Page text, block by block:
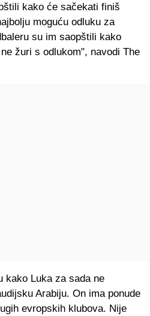
kako će sačekati finiš
moguću odluku za
su im saopštili kako
žuri s odlukom", navodi The
kako Luka za sada ne
Arabiju. On ima ponude
evropskih klubova. Nije